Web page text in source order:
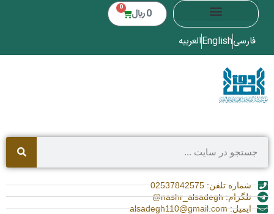
0 ﷼ 0
فارسیEnglishالعربیه
شماره تلفن: 02537842575
تلگرام: nashr_alsadegh@
ایمیل: alsadegh110@gmail.com